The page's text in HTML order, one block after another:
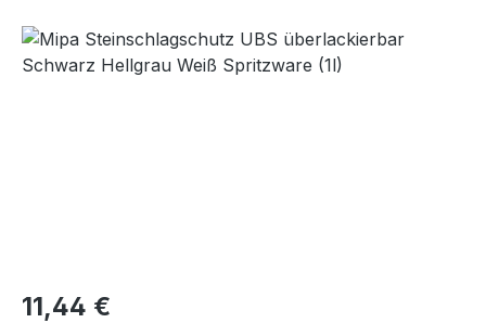
Bildergalerie überspringen
Regulärer Preis:
11,44 €